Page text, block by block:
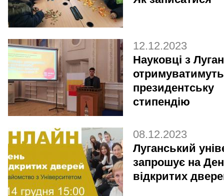
12.12.2023
Науковці з
отримуватимуть
президентську
стипендію
08.12.2023
Луганський
запрошує на
відкритих